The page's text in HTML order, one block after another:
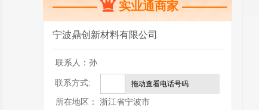
实业通商家
宁波鼎创新材料有限公司
联系人： 孙
联系方式: 拖动查看电话号码
所在地区：
浙江省宁波市